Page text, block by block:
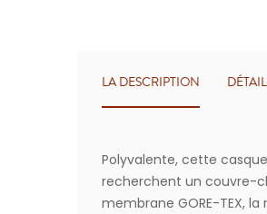
LA DESCRIPTION
Polyvalente, cette
recherchent un couvre-
membrane GORE-TEX,